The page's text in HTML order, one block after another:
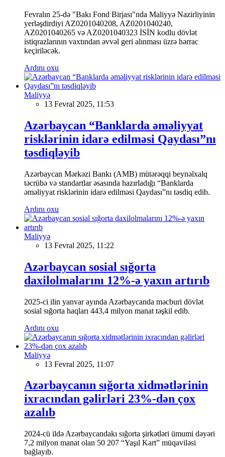
Fevralın 25-də "Bakı Fond Birjası"nda Maliyyə Nazirliyinin
yerləşdirdiyi AZ0201040208, AZ0201040240,
AZ0201040265 və AZ0201040323 İSİN kodlu dövlət
istiqrazlarının vaxtından əvvəl geri alınması üzrə hərrac
keçiriləcək.
Ardını oxu
Maliyyə
13 Fevral 2025, 11:53
Azərbaycan “Banklarda əməliyyat
risklərinin idarə edilməsi Qaydası”nı
təsdiqləyib
Azərbaycan Mərkəzi Bankı (AMB) mütərəqqi beynəlxalq
təcrübə və standartlar əsasında hazırladığı “Banklarda
əməliyyat risklərinin idarə edilməsi Qaydası”nı təsdiq edib.
Ardını oxu
Maliyyə
13 Fevral 2025, 11:22
Azərbaycan sosial sığorta
daxilolmalarını 12%-ə yaxın artırıb
2025-ci ilin yanvar ayında Azərbaycanda məcburi dövlət
sosial sığorta haqları 443,4 milyon manat təşkil edib.
Ardını oxu
Maliyyə
13 Fevral 2025, 11:07
Azərbaycanın sığorta xidmətlərinin
ixracından gəlirləri 23%-dən çox
azalıb
2024-cü ildə Azərbaycandakı sığorta şirkətləri ümumi dəyəri
7,2 milyon manat olan 50 207 “Yaşıl Kart” müqaviləsi
bağlayıb.